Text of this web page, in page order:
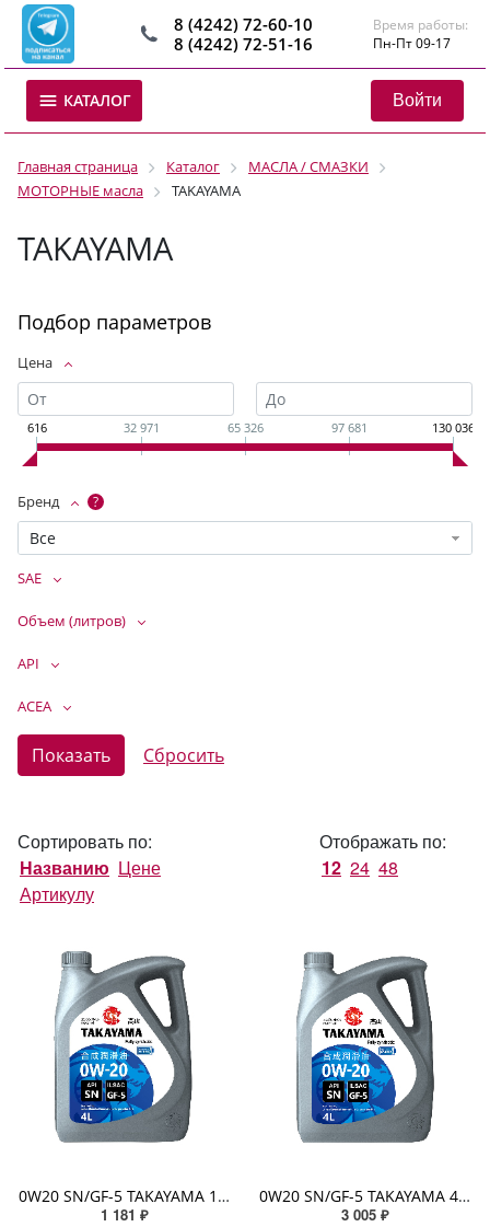
8 (4242) 72-60-10
8 (4242) 72-51-16
Время работы:
Пн-Пт 09-17
КАТАЛОГ Войти
Главная страница Каталог
МАСЛА / СМАЗКИ
МОТОРНЫЕ масла
TAKAYAMA
TAKAYAMA
Подбор параметров
Цена
616 32 971 65 326 97 681 130 036
Бренд ?
Все
SAE
Объем (литров)
API
ACEA
Сортировать по:
Названию Цене
Артикулу
Отображать по:
12 24 48
0W20 SN/GF-5 TAKAYAMA 1л синтетическое пластик
1 181 ₽
0W20 SN/GF-5 TAKAYAMA 4л синтетическое пластик
3 005 ₽